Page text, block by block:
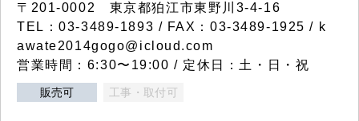
〒201-0002 東京都狛江市東野川3-4-16
TEL：03-3489-1893 / FAX：03-3489-1925 / k
awate2014gogo@icloud.com
営業時間：6:30〜19:00 / 定休日：土・日・祝
販売可 工事・取付可